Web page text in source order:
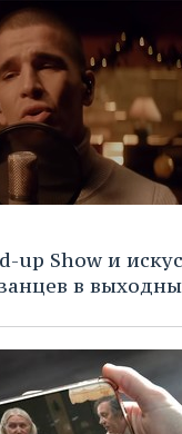
up Show и
в